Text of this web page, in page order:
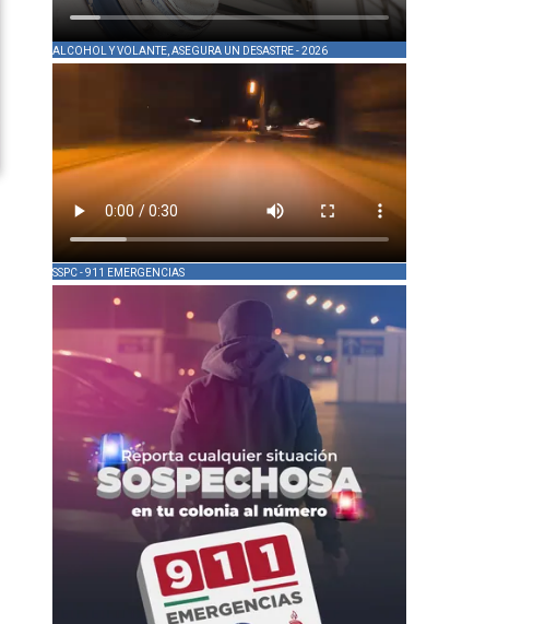
ALCOHOL Y VOLANTE, ASEGURA UN DESASTRE - 2026
SSPC - 911 EMERGENCIAS